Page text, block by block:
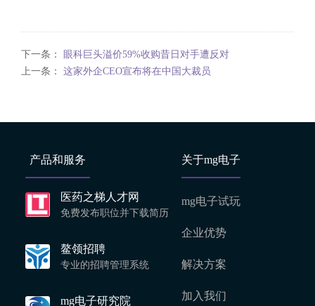
下一条：
眼科巨头溢价59%收购昔日对手遭反对
上一条： 这家外企CEO宣布将在中国大裁员
产品和服务
医药之梯人才网
免费发布职位并下载简历
鳌领招聘
专业的招聘管理系统
mg电子研究院
关于mg电子
mg电子试玩
企业优势
解决方案
加入我们